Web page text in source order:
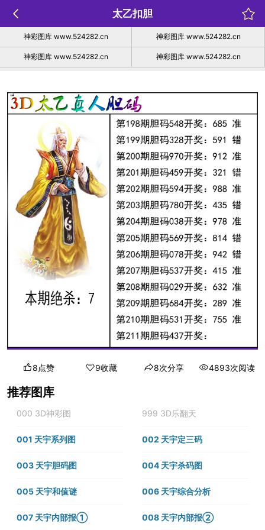
太乙扣胆
神彩图库 www.524282.cn 神彩图库 www.524282.cn
神彩图库 www.524282.cn 神彩图库 www.524282.cn
8点赞 9收藏 8次分享 4893次阅读
推荐图库
000 3D神彩图 999 3D乐翻天
001 天宇系列图 002 天宇定三码
003 天宇胆码图 004 天宇杀码图
005 天宇和值谜 006 天宇综合分析
007 天宇内部报① 008 天宇内部报②